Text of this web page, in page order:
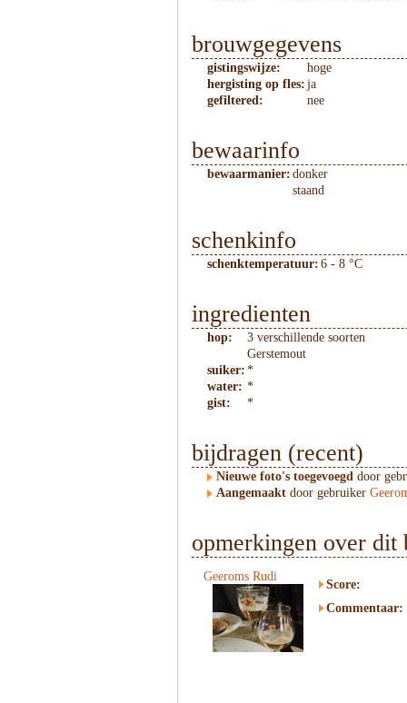
brouwgegevens
gistingswijze:
hoge
hergisting op fles: ja
gefiltered:
nee
bewaarinfo
bewaarmanier: donker
staand
schenkinfo
schenktemperatuur: 6 - 8 °C
ingredienten
hop:
3 verschillende soorten
Gerstemout
suiker: *
water: *
gist:
*
bijdragen (recent)
Nieuwe foto's toegevoegd door
Aangemaakt door gebruiker
opmerkingen over dit
Geeroms Rudi
Score:
Commentaar: